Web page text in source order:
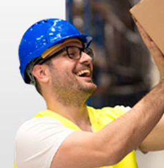
material médico. Pero el envío